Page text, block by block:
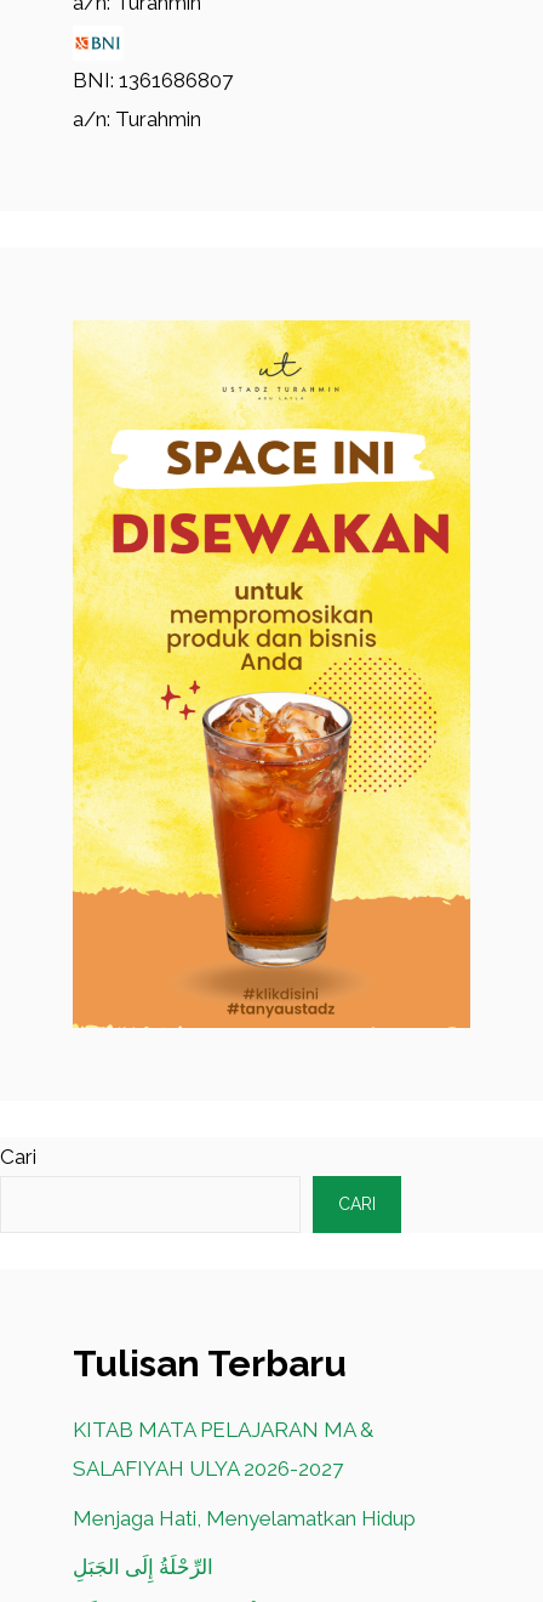
BNI: 1361686807
a/n: Turahmin
Cari
CARI
Tulisan Terbaru
KITAB MATA PELAJARAN MA &
SALAFIYAH ULYA 2026-2027
Menjaga Hati, Menyelamatkan Hidup
الرِّحْلَةُ إِلَى الجَبَلِ